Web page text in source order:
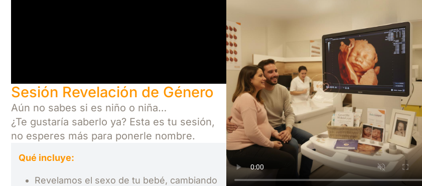
Sesión Revelación de Género
Aún no sabes si es niño o niña…
¿Te gustaría saberlo ya? Esta es tu sesión,
no esperes más para ponerle nombre.
Qué incluye:
Revelamos el sexo de tu bebé, cambiando